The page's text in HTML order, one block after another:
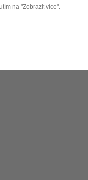
na "Zobrazit více".